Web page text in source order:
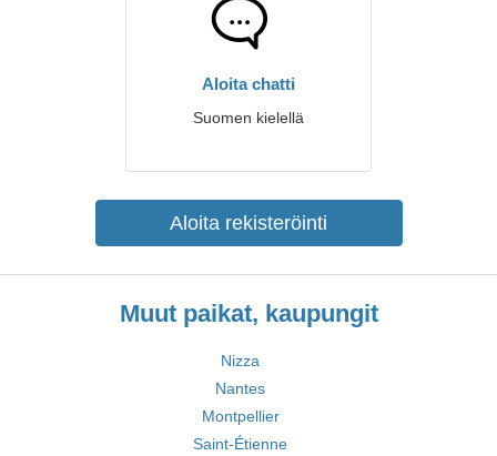
Aloita chatti
Suomen kielellä
Aloita rekisteröinti
Muut paikat, kaupungit
Nizza
Nantes
Montpellier
Saint-Étienne